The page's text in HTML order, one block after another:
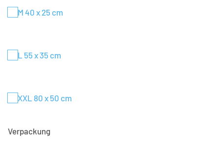
M 40 x 25 cm
L 55 x 35 cm
XXL 80 x 50 cm
Verpackung